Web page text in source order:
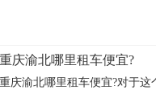
重庆渝北哪里租车便宜?
重庆渝北哪里租车便宜?对于这